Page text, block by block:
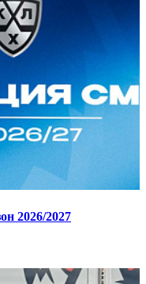
2026/2027